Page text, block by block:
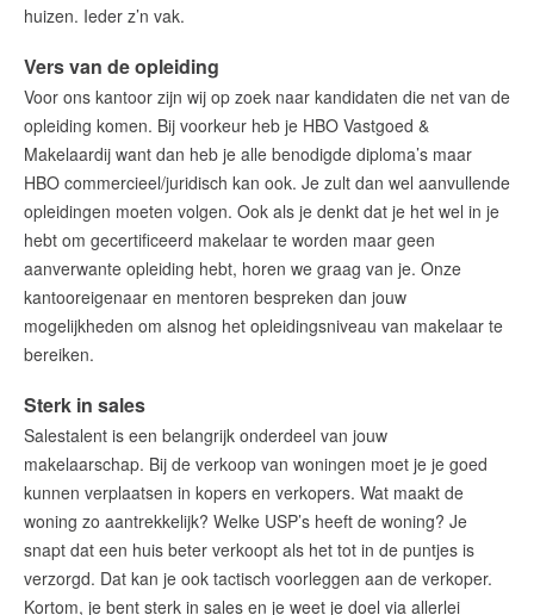
Woning Waarde Adviesdagen
Gratis Informatieavond Starters
Blog
Het biedingsproces uitgelegd
Lees de blog vanTeam Teunisse
Maak een afspraak
Makelaars van Purmerend
contact@teunisse.nl
0299-420958
huizen. Ieder z’n vak.
Vers van de opleiding
Voor ons kantoor zijn wij op zoek naar kandidaten die net van de
opleiding komen. Bij voorkeur heb je HBO Vastgoed &
Makelaardij want dan heb je alle benodigde diploma’s maar
HBO commercieel/juridisch kan ook. Je zult dan wel aanvullende
opleidingen moeten volgen. Ook als je denkt dat je het wel in je
hebt om gecertificeerd makelaar te worden maar geen
aanverwante opleiding hebt, horen we graag van je. Onze
kantooreigenaar en mentoren bespreken dan jouw
mogelijkheden om alsnog het opleidingsniveau van makelaar te
bereiken.
Sterk in sales
Salestalent is een belangrijk onderdeel van jouw
makelaarschap. Bij de verkoop van woningen moet je je goed
kunnen verplaatsen in kopers en verkopers. Wat maakt de
woning zo aantrekkelijk? Welke USP’s heeft de woning? Je
snapt dat een huis beter verkoopt als het tot in de puntjes is
verzorgd. Dat kan je ook tactisch voorleggen aan de verkoper.
Kortom, je bent sterk in sales en je weet je doel via allerlei